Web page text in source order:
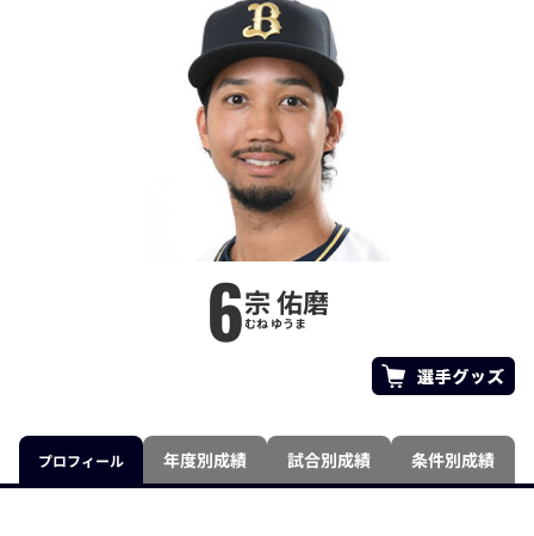
6宗 佑磨
むね ゆうま
プロフィール 年度別成績 試合別成績 条件別成績